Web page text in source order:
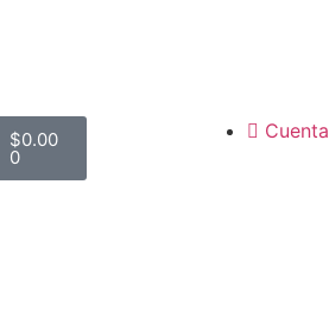
$0.00
0
Cuenta